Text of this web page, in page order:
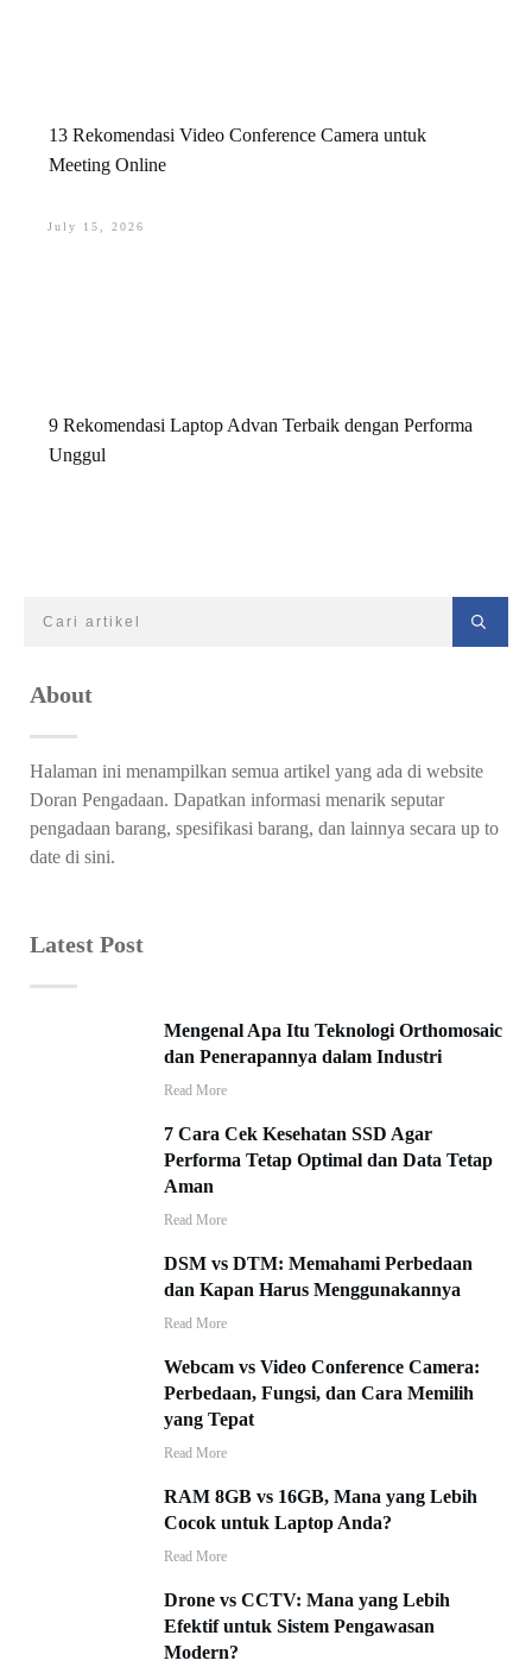
13 Rekomendasi Video Conference Camera untuk
Meeting Online
July 15, 2026
9 Rekomendasi Laptop Advan Terbaik dengan Performa
Unggul
About
Halaman ini menampilkan semua artikel yang ada di website
Doran Pengadaan. Dapatkan informasi menarik seputar
pengadaan barang, spesifikasi barang, dan lainnya secara up to
date di sini.
Latest Post
Mengenal Apa Itu Teknologi Orthomosaic
dan Penerapannya dalam Industri
Read More
7 Cara Cek Kesehatan SSD Agar
Performa Tetap Optimal dan Data Tetap
Aman
Read More
DSM vs DTM: Memahami Perbedaan
dan Kapan Harus Menggunakannya
Read More
Webcam vs Video Conference Camera:
Perbedaan, Fungsi, dan Cara Memilih
yang Tepat
Read More
RAM 8GB vs 16GB, Mana yang Lebih
Cocok untuk Laptop Anda?
Read More
Drone vs CCTV: Mana yang Lebih
Efektif untuk Sistem Pengawasan
Modern?